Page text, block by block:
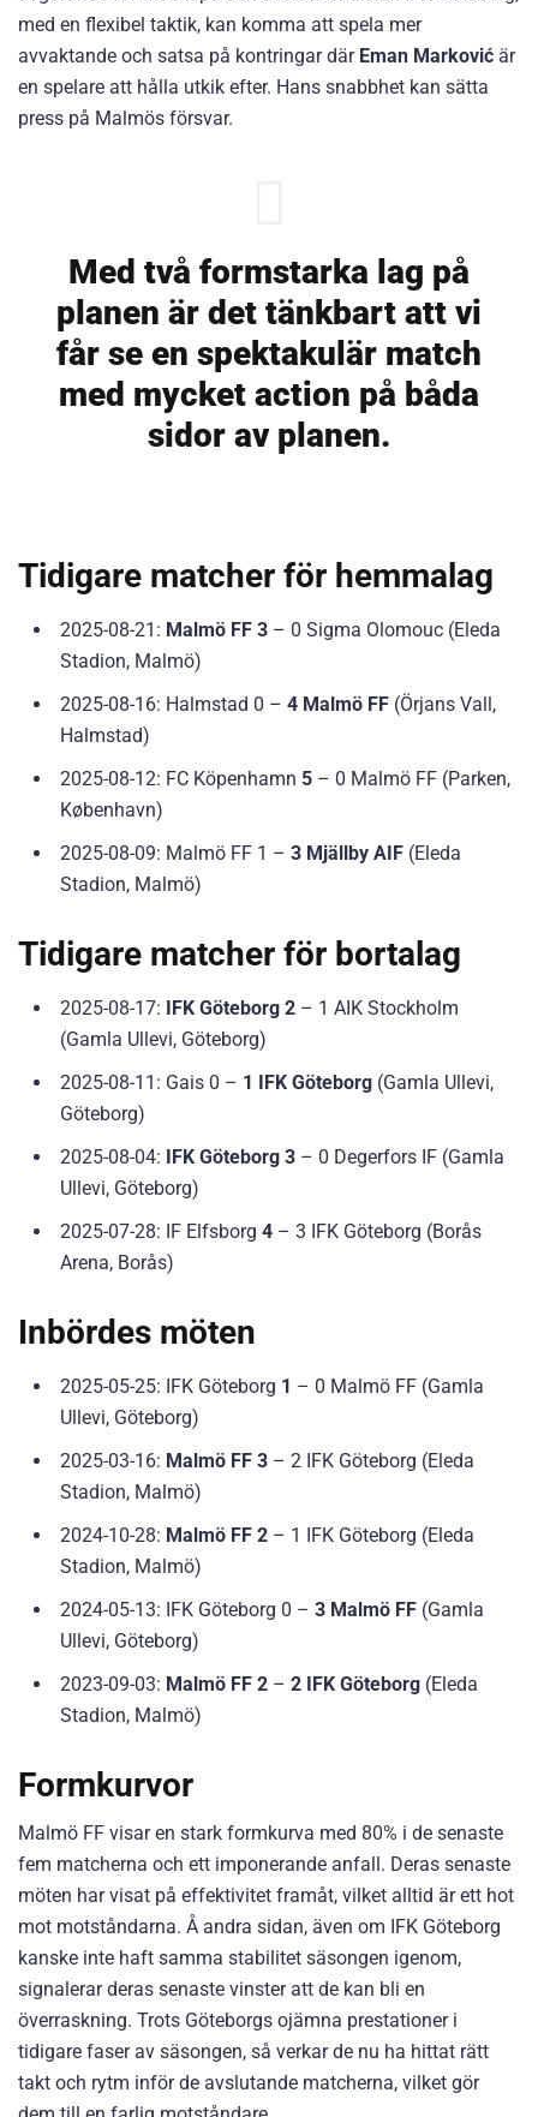
med en flexibel taktik, kan komma att spela mer
avvaktande och satsa på kontringar där Eman Marković är
en spelare att hålla utkik efter. Hans snabbhet kan sätta
press på Malmös försvar.
Med två formstarka lag på
planen är det tänkbart att vi
får se en spektakulär match
med mycket action på båda
sidor av planen.
Tidigare matcher för hemmalag
2025-08-21: Malmö FF 3 – 0 Sigma Olomouc (Eleda
Stadion, Malmö)
2025-08-16: Halmstad 0 – 4 Malmö FF (Örjans Vall,
Halmstad)
2025-08-12: FC Köpenhamn 5 – 0 Malmö FF (Parken,
København)
2025-08-09: Malmö FF 1 – 3 Mjällby AIF (Eleda
Stadion, Malmö)
Tidigare matcher för bortalag
2025-08-17: IFK Göteborg 2 – 1 AIK Stockholm
(Gamla Ullevi, Göteborg)
2025-08-11: Gais 0 – 1 IFK Göteborg (Gamla Ullevi,
Göteborg)
2025-08-04: IFK Göteborg 3 – 0 Degerfors IF (Gamla
Ullevi, Göteborg)
2025-07-28: IF Elfsborg 4 – 3 IFK Göteborg (Borås
Arena, Borås)
Inbördes möten
2025-05-25: IFK Göteborg 1 – 0 Malmö FF (Gamla
Ullevi, Göteborg)
2025-03-16: Malmö FF 3 – 2 IFK Göteborg (Eleda
Stadion, Malmö)
2024-10-28: Malmö FF 2 – 1 IFK Göteborg (Eleda
Stadion, Malmö)
2024-05-13: IFK Göteborg 0 – 3 Malmö FF (Gamla
Ullevi, Göteborg)
2023-09-03: Malmö FF 2 – 2 IFK Göteborg (Eleda
Stadion, Malmö)
Formkurvor
Malmö FF visar en stark formkurva med 80% i de senaste
fem matcherna och ett imponerande anfall. Deras senaste
möten har visat på effektivitet framåt, vilket alltid är ett hot
mot motståndarna. Å andra sidan, även om IFK Göteborg
kanske inte haft samma stabilitet säsongen igenom,
signalerar deras senaste vinster att de kan bli en
överraskning. Trots Göteborgs ojämna prestationer i
tidigare faser av säsongen, så verkar de nu ha hittat rätt
takt och rytm inför de avslutande matcherna, vilket gör